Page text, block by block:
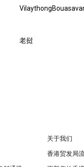
老挝
关于我们
香港贸发局